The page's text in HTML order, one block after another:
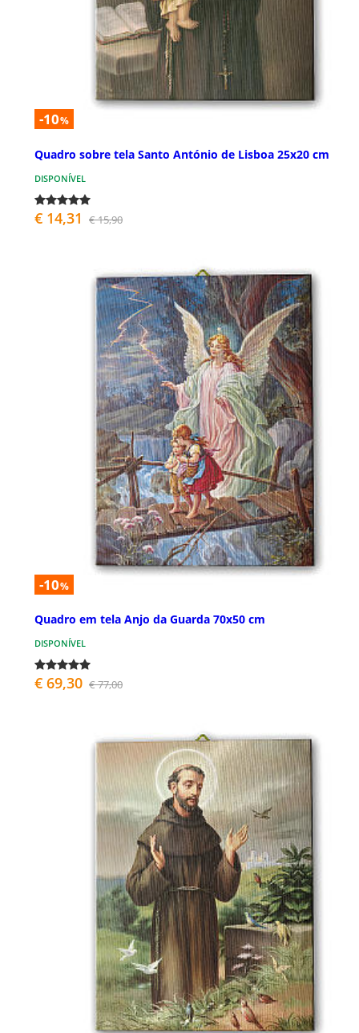
-10%
Quadro sobre tela Santo António de Lisboa 25x20 cm
DISPONÍVEL
€ 14,31 € 15,90
-10%
Quadro em tela Anjo da Guarda 70x50 cm
DISPONÍVEL
€ 69,30 € 77,00